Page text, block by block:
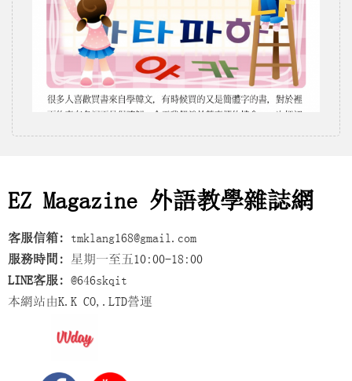
EZ Magazine 外語教學雜誌網
客服信箱: tmklang168@gmail.com
服務時間: 星期一至五10:00-18:00
LINE客服: @646skqit
本網站由K.K CO,.LTD營運